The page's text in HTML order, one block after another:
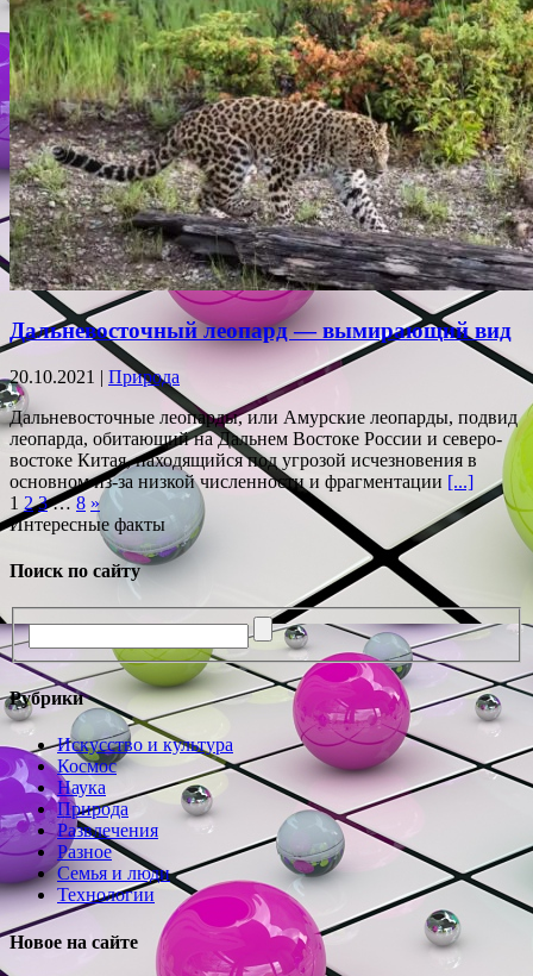
Дальневосточный леопард — вымирающий вид
20.10.2021 | Природа
Дальневосточные леопарды, или Амурские леопарды, подвид
леопарда, обитающий на Дальнем Востоке России и северо-
востоке Китая, находящийся под угрозой исчезновения в
основном из-за низкой численности и фрагментации [...]
1 2 3 … 8 »
Интересные факты
Поиск по сайту
Рубрики
Искусство и культура
Космос
Наука
Природа
Развлечения
Разное
Семья и люди
Технологии
Новое на сайте